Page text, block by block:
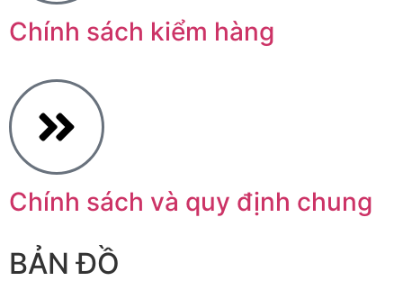
Chính sách kiểm hàng
Chính sách và quy định chung
BẢN ĐỒ